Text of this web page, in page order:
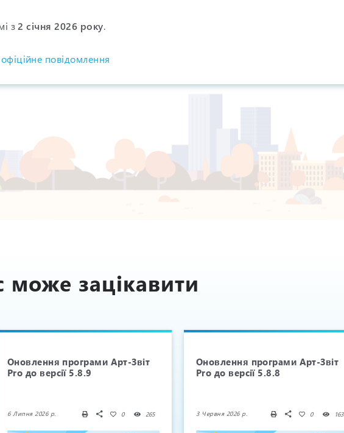
з2 січня 2026 року.
повідомлення
може зацікавити
Оновлення програми Арт-Звіт
Pro до версії 5.8.9
6 Липня 2026 р. 0 265
Оновлення програми Арт-Звіт
Pro до версії 5.8.8
3 Червня 2026 р. 0 163